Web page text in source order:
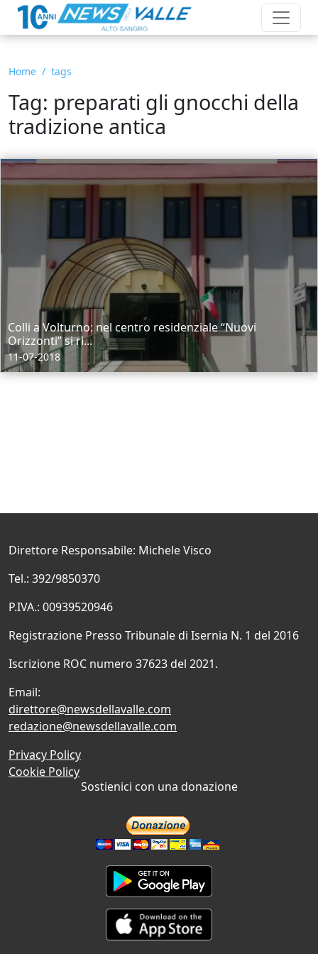
Home tags
Tag: preparati gli gnocchi della
tradizione antica
Colli a Volturno: nel centro residenziale “Nuovi
Orizzonti” si ri...
11-07-2018
Direttore Responsabile: Michele Visco
Tel.: 392/9850370
P.IVA.: 00939520946
Registrazione Presso Tribunale di Isernia N. 1 del 2016
Iscrizione ROC numero 37623 del 2021.
Email:
direttore@newsdellavalle.com
redazione@newsdellavalle.com
Privacy Policy
Cookie Policy
Sostienici con una donazione